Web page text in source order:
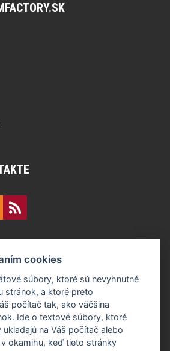
s.r.o., Ružová dolina 480/6, 821 08
sú zodpovední jednotliví autori.
cookies
súbory, ktoré sú nevyhnutné
stránok, a ktoré preto
počítač tak, ako väčšina
Ide o textové súbory, ktoré
na Váš počítač alebo
v okamihu, keď tieto stránky